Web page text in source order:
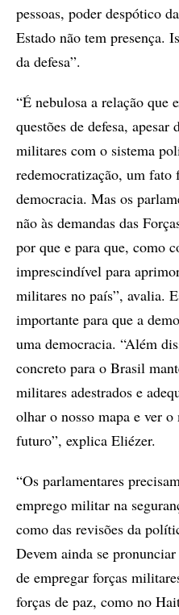
pessoas, poder despótico
Estado não tem presença.
da defesa”.
“É nebulosa a relação que
questões de defesa,
militares com o sistema
redemocratização, um fato
democracia. Mas os
não às demandas das
por que e para que, como
imprescindível para
militares no país”, avalia.
importante para que a
uma democracia. “Além
concreto para o Brasil
militares adestrados e
olhar o nosso mapa e ver
futuro”, explica Eliézer.
“Os parlamentares
emprego militar na
como das revisões da
Devem ainda se
de empregar forças
forças de paz, como no